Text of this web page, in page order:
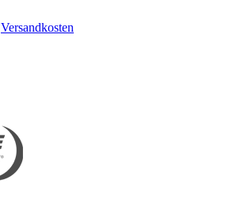
Versandkosten